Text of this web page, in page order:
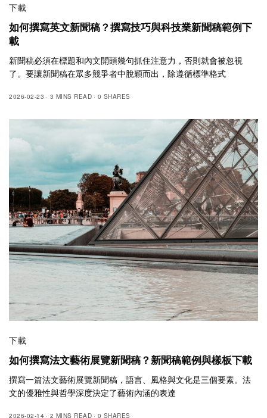
下載
如何撰寫英文新聞稿？撰寫技巧與科技業新聞稿範例下
載
新聞稿必須在標題和內文開頭幾句抓住注意力，否則就會被忽視
了。要讓新聞稿在眾多競爭者中脫穎而出，除遵循標準格式
2026-02-23 3 MINS READ 0 SHARES
下載
如何撰寫法文藝術展覽新聞稿？新聞稿範例與樣板下載
撰寫一篇法文藝術展覽新聞稿，語言、風格與文化是三個要素。法
文的優雅性與哲學深度決定了藝術內涵的表達
2026-02-14 2 MINS READ 0 SHARES